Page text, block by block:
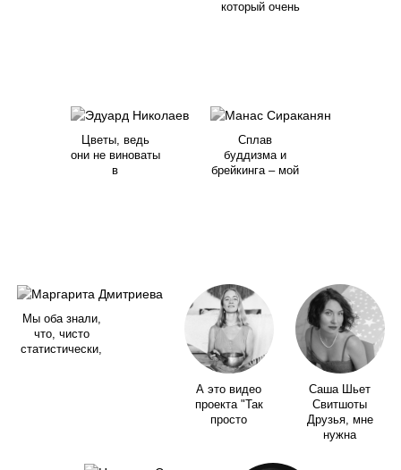
который очень
Цветы, ведь
они не виноваты
в
Сплав
буддизма и
брейкинга – мой
Мы оба знали,
что, чисто
статистически,
А это видео
проекта "Так
просто
Саша Шьет
Свитшоты
Друзья, мне
нужна